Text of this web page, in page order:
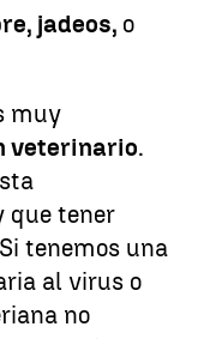
jadeos, o
muy
veterinario.
que tener
tenemos una
al virus o
no